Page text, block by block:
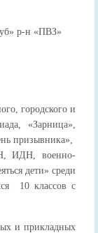
р-н «ПВЗ»
городского и
«Зарница»,
призывника»,
ИДН, военно-
дети» среди
10 классов с
и прикладных